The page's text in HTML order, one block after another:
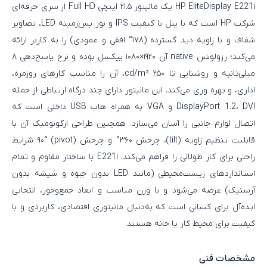
HP EliteDisplay E221i یک مانیتور ۲۱.۵ اینچی Full HD از سری حرفه‌ای
شرکت HP است که با پنل با کیفیت IPS و نور پس‌زمینه LED، تصاویر
شفاف و با زاویه دید گسترده (۱۷۸° افقی و عمودی) را به کاربر ارائه
می‌کند؛ رزولوشن native آن ۱۹۲۰×۱۰۸۰ پیکسل بوده و نرخ پاسخ‌دهی ۸
میلی‌ثانیه و روشنایی تا ۲۵۰ cd/m²، آن را مناسب کارهای روزمره،
اداری، و بهره‌ وری می‌کند. این مانیتور دارای چند درگاه ارتباطی از جمله
DisplayPort 1.2، DVI و VGA به همراه هاب USB داخلی است که
اتصال لوازم جانبی را آسان می‌سازد. همچنین طراحی ارگونومیک آن با
قابلیت تنظیم زاویه (tilt)، چرخش ۳۶۰° و چرخش (pivot) ۹۰° شرایط
راحتی برای کار طولانی را فراهم می‌کند. E221i با ساختار مقاوم و تمام
استانداردهای زیست‌محیطی (مانند LED بدون جیوه و شیشه بدون
آرسنیک) عرضه می‌شود و با وزن مناسب و ابعاد جمع‌وجور، انتخابی
ایده‌آل برای کسانی است که به‌دنبال مانیتوری اقتصادی، کاربردی و با
کیفیت برای محیط کار یا خانه هستند.
مشخصات فنی